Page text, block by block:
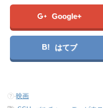
Google+
B! はてブ
-映画